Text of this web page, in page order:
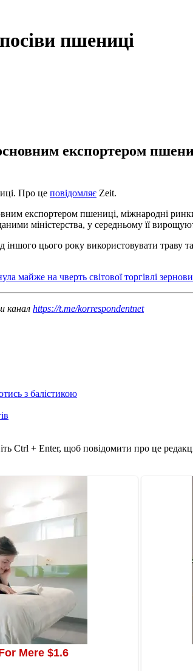
пшениці
експортером
Про це повідомляє Zeit.
експортером пшениці, міжнародні
міністерства, у середньому її
цього року використовувати траву
майже на чверть світової торгівлі
канал https://t.me/korrespondentnet
з балістикою
Ctrl + Enter, щоб повідомити про це